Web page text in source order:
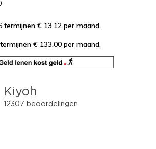
termijnen € 13,12 per maand.
€ 133,00 per maand.